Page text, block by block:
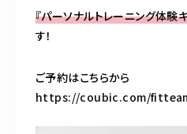
『パーソナルトレーニング体験
す！
ご予約はこちらから
https://coubic.com/